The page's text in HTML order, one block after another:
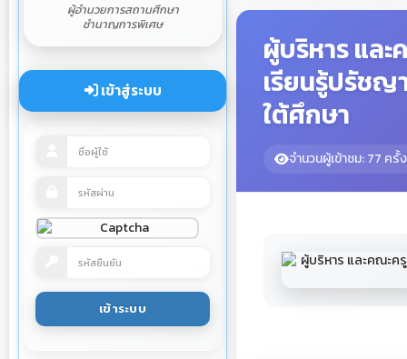
ผู้อำนวยการสถานศึกษา
ชำนาญการพิเศษ
เข้าสู่ระบบ
ผู้บริหาร แล
เรียนรู้ปรัชญ
ใต้ศึกษา
จำนวนผู้เข้าชม: 77 ครั้ง